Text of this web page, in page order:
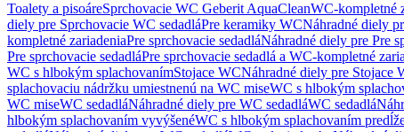
Toalety a pisoáreSprchovacie WC Geberit AquaCleanWC-kompletné
diely pre Sprchovacie WC sedadláPre keramiky WCNáhradné diely
kompletné zariadeniaPre sprchovacie sedadláNáhradné diely pre Pre
Pre sprchovacie sedadláPre sprchovacie sedadlá a WC-kompletné
WC s hlbokým splachovanímStojace WCNáhradné diely pre Stojace
splachovaciu nádržku umiestnenú na WC miseWC s hlbokým
WC miseWC sedadláNáhradné diely pre WC sedadláWC sedadlá
hlbokým splachovaním vyvýšenéWC s hlbokým splachovaním